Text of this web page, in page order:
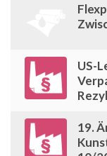
US-
19.